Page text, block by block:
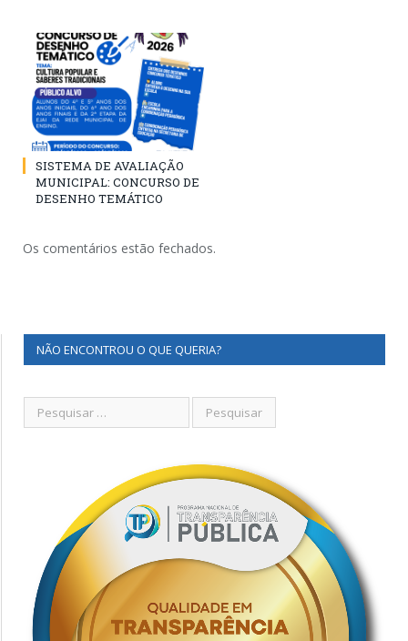
SISTEMA DE AVALIAÇÃO
MUNICIPAL: CONCURSO DE
DESENHO TEMÁTICO
Os comentários estão fechados.
NÃO ENCONTROU O QUE QUERIA?